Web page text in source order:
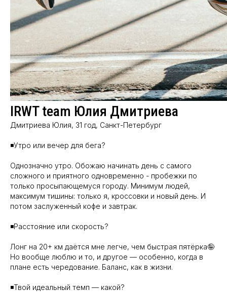
IRWT team Юлия Дмитриева
Дмитриева Юлия, 31 год, Санкт-Петербург
◾️Утро или вечер для бега?
Однозначно утро. Обожаю начинать день с самого
сложного и приятного одновременно - пробежки по
только просыпающемуся городу. Минимум людей,
максимум тишины: только я, кроссовки и новый день. И
потом заслуженный кофе и завтрак.
◾️Расстояние или скорость?
Лонг на 20+ км даётся мне легче, чем быстрая пятёрка🤪
Но вообще люблю и то, и другое — особенно, когда в
плане есть чередование. Баланс, как в жизни.
◾️Твой идеальный темп — какой?